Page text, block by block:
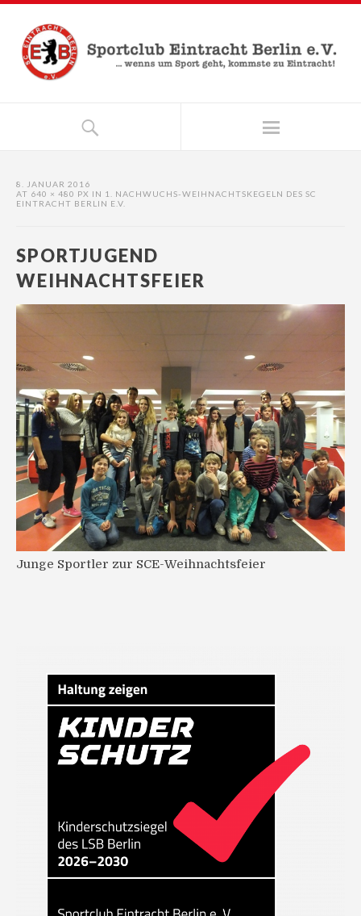
8. JANUAR 2016
AT 640 × 480 PX IN 1. NACHWUCHS-WEIHNACHTSKEGELN DES SC
EINTRACHT BERLIN E.V.
SPORTJUGEND
WEIHNACHTSFEIER
Junge Sportler zur SCE-Weihnachtsfeier